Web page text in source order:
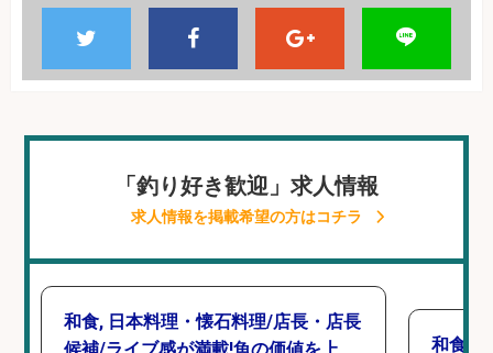
「釣り好き歓迎」求人情報
求人情報を掲載希望の方はコチラ
和食, 日本料理・懐石料理/店長・店長
和食,